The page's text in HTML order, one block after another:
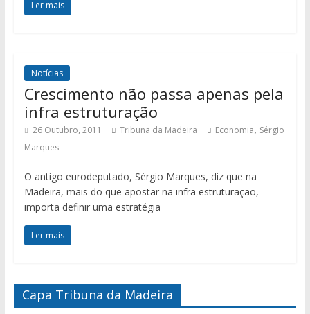
Ler mais
Notícias
Crescimento não passa apenas pela
infra estruturação
26 Outubro, 2011 Tribuna da Madeira Economia, Sérgio
Marques
O antigo eurodeputado, Sérgio Marques, diz que na
Madeira, mais do que apostar na infra estruturação,
importa definir uma estratégia
Ler mais
Capa Tribuna da Madeira